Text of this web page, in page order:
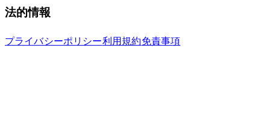
法的情報
プライバシーポリシー利用規約免責事項